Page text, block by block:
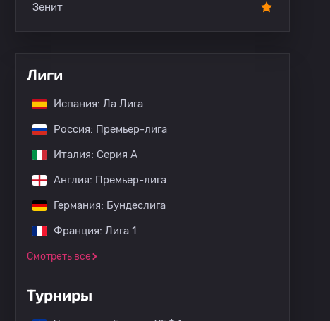
Зенит
Лиги
Испания: Ла Лига
Россия: Премьер-лига
Италия: Серия А
Англия: Премьер-лига
Германия: Бундеслига
Франция: Лига 1
Смотреть все
Турниры